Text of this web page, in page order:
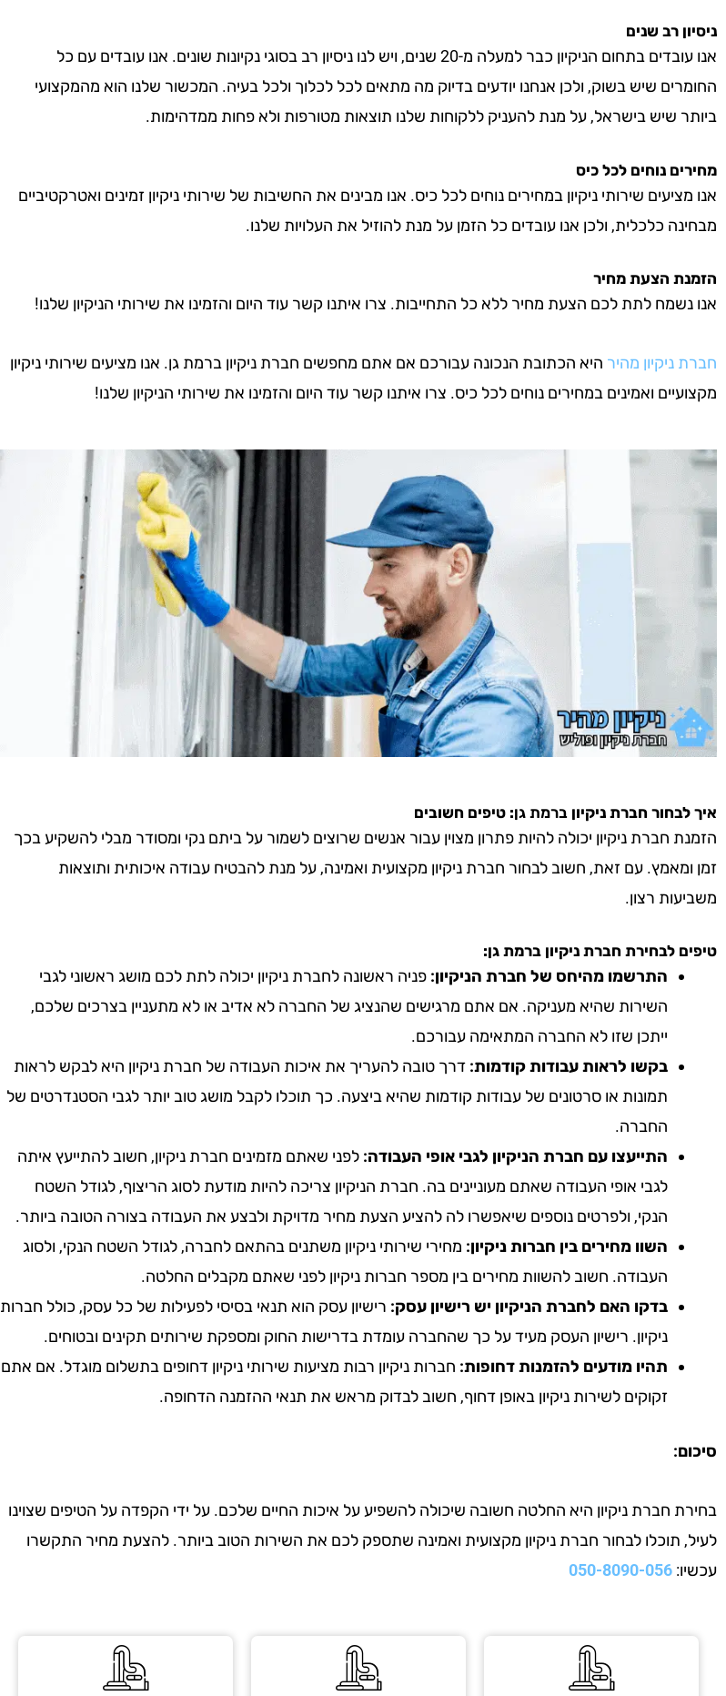
ניסיון רב שנים
אנו עובדים בתחום הניקיון כבר למעלה מ-20 שנים, ויש לנו ניסיון רב בסוגי נקיונות שונים. אנו עובדים עם כל
החומרים שיש בשוק, ולכן אנחנו יודעים בדיוק מה מתאים לכל לכלוך ולכל בעיה. המכשור שלנו הוא מהמקצועי
ביותר שיש בישראל, על מנת להעניק ללקוחות שלנו תוצאות מטורפות ולא פחות ממדהימות.
מחירים נוחים לכל כיס
אנו מציעים שירותי ניקיון במחירים נוחים לכל כיס. אנו מבינים את החשיבות של שירותי ניקיון זמינים ואטרקטיביים
מבחינה כלכלית, ולכן אנו עובדים כל הזמן על מנת להוזיל את העלויות שלנו.
הזמנת הצעת מחיר
אנו נשמח לתת לכם הצעת מחיר ללא כל התחייבות. צרו איתנו קשר עוד היום והזמינו את שירותי הניקיון שלנו!
חברת ניקיון מהיר היא הכתובת הנכונה עבורכם אם אתם מחפשים חברת ניקיון ברמת גן. אנו מציעים שירותי ניקיון
מקצועיים ואמינים במחירים נוחים לכל כיס. צרו איתנו קשר עוד היום והזמינו את שירותי הניקיון שלנו!
איך לבחור חברת ניקיון ברמת גן: טיפים חשובים
הזמנת חברת ניקיון יכולה להיות פתרון מצוין עבור אנשים שרוצים לשמור על ביתם נקי ומסודר מבלי להשקיע בכך
זמן ומאמץ. עם זאת, חשוב לבחור חברת ניקיון מקצועית ואמינה, על מנת להבטיח עבודה איכותית ותוצאות
משביעות רצון.
טיפים לבחירת חברת ניקיון ברמת גן:
התרשמו מהיחס של חברת הניקיון: פניה ראשונה לחברת ניקיון יכולה לתת לכם מושג ראשוני לגבי
השירות שהיא מעניקה. אם אתם מרגישים שהנציג של החברה לא אדיב או לא מתעניין בצרכים שלכם,
ייתכן שזו לא החברה המתאימה עבורכם.
בקשו לראות עבודות קודמות: דרך טובה להעריך את איכות העבודה של חברת ניקיון היא לבקש לראות
תמונות או סרטונים של עבודות קודמות שהיא ביצעה. כך תוכלו לקבל מושג טוב יותר לגבי הסטנדרטים של
החברה.
התייעצו עם חברת הניקיון לגבי אופי העבודה: לפני שאתם מזמינים חברת ניקיון, חשוב להתייעץ איתה
לגבי אופי העבודה שאתם מעוניינים בה. חברת הניקיון צריכה להיות מודעת לסוג הריצוף, לגודל השטח
הנקי, ולפרטים נוספים שיאפשרו לה להציע הצעת מחיר מדויקת ולבצע את העבודה בצורה הטובה ביותר.
השוו מחירים בין חברות ניקיון: מחירי שירותי ניקיון משתנים בהתאם לחברה, לגודל השטח הנקי, ולסוג
העבודה. חשוב להשוות מחירים בין מספר חברות ניקיון לפני שאתם מקבלים החלטה.
בדקו האם לחברת הניקיון יש רישיון עסק: רישיון עסק הוא תנאי בסיסי לפעילות של כל עסק, כולל חברות
ניקיון. רישיון העסק מעיד על כך שהחברה עומדת בדרישות החוק ומספקת שירותים תקינים ובטוחים.
תהיו מודעים להזמנות דחופות: חברות ניקיון רבות מציעות שירותי ניקיון דחופים בתשלום מוגדל. אם אתם
זקוקים לשירות ניקיון באופן דחוף, חשוב לבדוק מראש את תנאי ההזמנה הדחופה.
סיכום:
בחירת חברת ניקיון היא החלטה חשובה שיכולה להשפיע על איכות החיים שלכם. על ידי הקפדה על הטיפים שצוינו
לעיל, תוכלו לבחור חברת ניקיון מקצועית ואמינה שתספק לכם את השירות הטוב ביותר. להצעת מחיר התקשרו
עכשיו: